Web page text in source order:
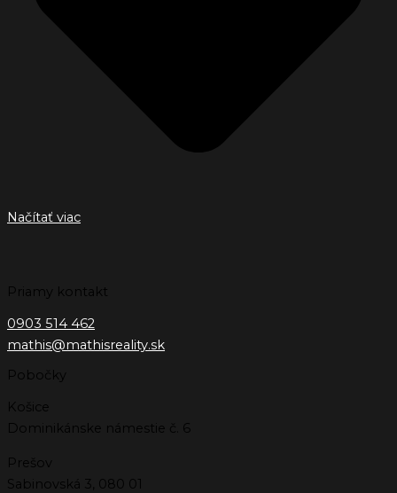
Načítať viac
Priamy kontakt
0903 514 462
mathis@mathisreality.sk
Pobočky
Košice
Dominikánske námestie č. 6
Prešov
Sabinovská 3, 080 01